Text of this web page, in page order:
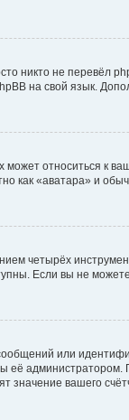
никто не перевёл
на свой язык.
относиться к
как «аватара» и
четырёх
Если вы не
или
её
значение вашего